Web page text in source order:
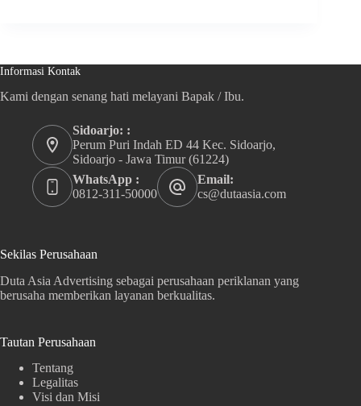
Informasi Kontak
Kami dengan senang hati melayani Bapak / Ibu.
Sidoarjo: :
Perum Puri Indah ED 44 Kec. Sidoarjo,
Sidoarjo - Jawa Timur (61224)
WhatsApp :
0812-311-50000
Email:
cs@dutaasia.com
Sekilas Perusahaan
Duta Asia Advertising sebagai perusahaan periklanan yang
berusaha memberikan layanan berkualitas.
Tautan Perusahaan
Tentang
Legalitas
Visi dan Misi